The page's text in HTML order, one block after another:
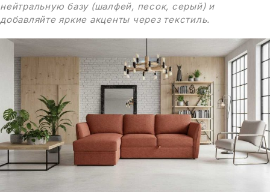
нейтральную базу (шалфей, песок, серый) и
добавляйте яркие акценты через текстиль.